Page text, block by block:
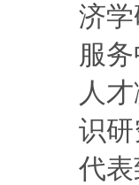
济
服
人
识
代